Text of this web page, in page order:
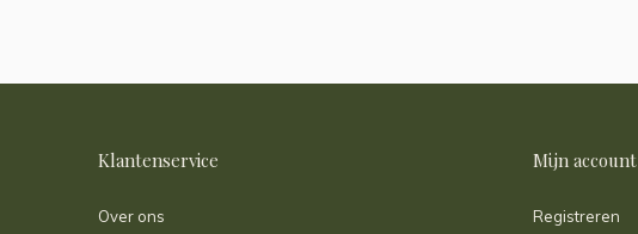
Klantenservice
Over ons
Mijn account
Registreren